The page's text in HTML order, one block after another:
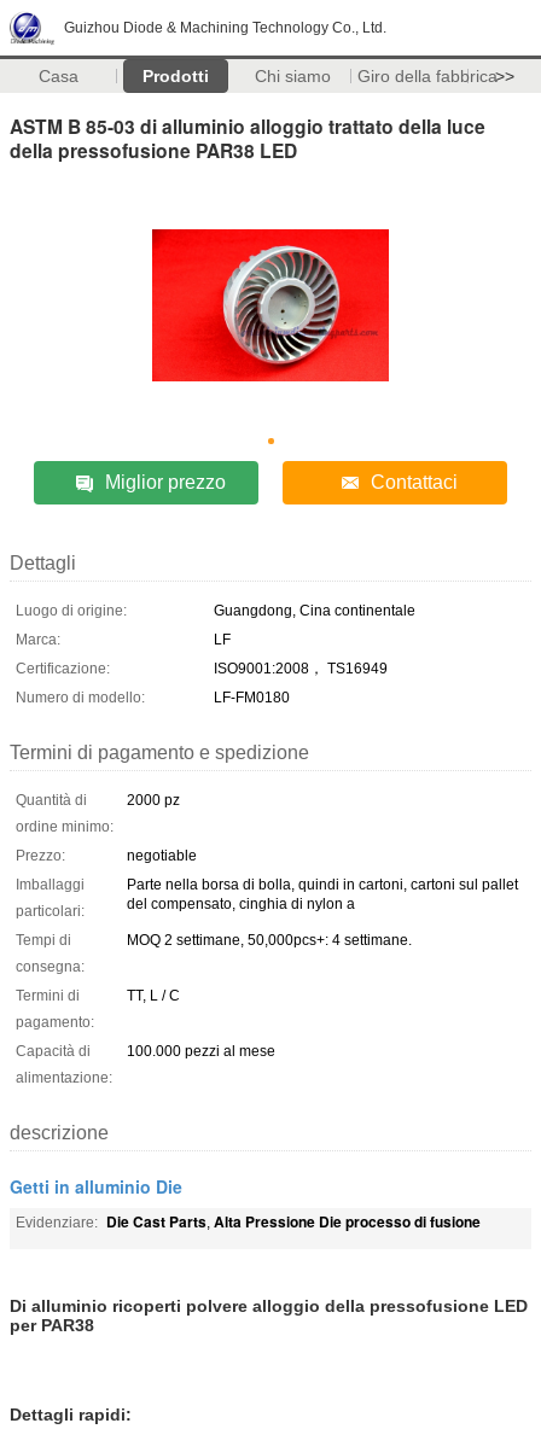
Guizhou Diode & Machining Technology Co., Ltd.
Casa Prodotti Chi siamo Giro della fabbrica>>
ASTM B 85-03 di alluminio alloggio trattato della luce
della pressofusione PAR38 LED
Miglior prezzo Contattaci
Dettagli
Luogo di origine:
Guangdong, Cina continentale
Marca:
LF
Certificazione:
ISO9001:2008， TS16949
Numero di modello:
LF-FM0180
Termini di pagamento e spedizione
Quantità di
ordine minimo:
2000 pz
Prezzo:
negotiable
Imballaggi
particolari:
Parte nella borsa di bolla, quindi in cartoni, cartoni sul pallet
del compensato, cinghia di nylon a
Tempi di
consegna:
MOQ 2 settimane, 50,000pcs+: 4 settimane.
Termini di
pagamento:
TT, L / C
Capacità di
alimentazione:
100.000 pezzi al mese
descrizione
Getti in alluminio Die
Evidenziare: Die Cast Parts, Alta Pressione Die processo di fusione
Di alluminio ricoperti polvere alloggio della pressofusione LED
per PAR38
Dettagli rapidi: